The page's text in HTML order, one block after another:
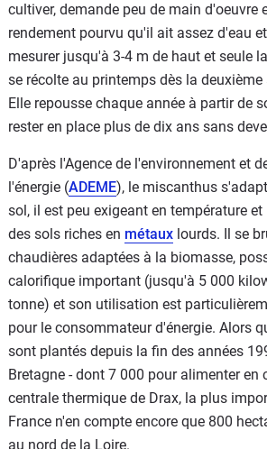
cultiver, demande peu de main d'oeuvre
rendement pourvu qu'il ait assez d'eau
mesurer jusqu'à 3-4 m de haut et seule
se récolte au printemps dès la deuxième
Elle repousse chaque année à partir de
rester en place plus de dix ans sans
D'après l'Agence de l'environnement et
l'énergie (ADEME), le miscanthus
sol, il est peu exigeant en température
des sols riches en métaux lourds. Il se
chaudières adaptées à la biomasse,
calorifique important (jusqu'à 5 000
tonne) et son utilisation est
pour le consommateur d'énergie. Alors
sont plantés depuis la fin des années
Bretagne - dont 7 000 pour alimenter en
centrale thermique de Drax, la plus
France n'en compte encore que 800
au nord de la Loire.